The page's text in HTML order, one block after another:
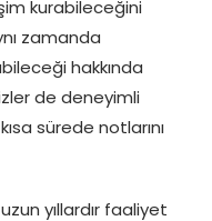
kurabileceğini
zamanda
hakkında
de deneyimli
sürede notlarını
yıllardır faaliyet